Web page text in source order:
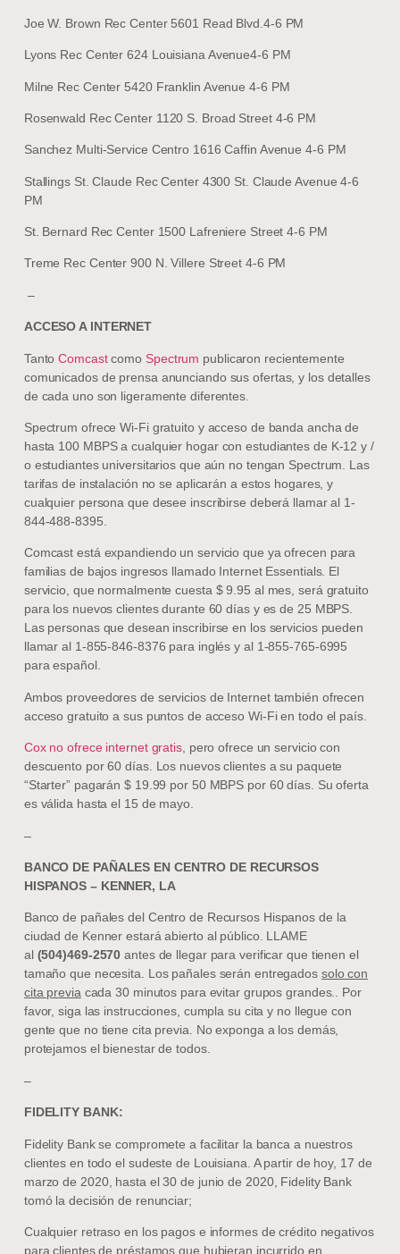
Joe W. Brown Rec Center 5601 Read Blvd.4-6 PM
Lyons Rec Center 624 Louisiana Avenue4-6 PM
Milne Rec Center 5420 Franklin Avenue 4-6 PM
Rosenwald Rec Center 1120 S. Broad Street 4-6 PM
Sanchez Multi-Service Centro 1616 Caffin Avenue 4-6 PM
Stallings St. Claude Rec Center 4300 St. Claude Avenue 4-6
PM
St. Bernard Rec Center 1500 Lafreniere Street 4-6 PM
Treme Rec Center 900 N. Villere Street 4-6 PM
–
ACCESO A INTERNET
TantoComcastcomo Spectrum publicaron recientemente
comunicados de prensa anunciando sus ofertas, y los detalles
de cada uno son ligeramente diferentes.
Spectrum ofrece Wi-Fi gratuito y acceso de banda ancha de
hasta 100 MBPS a cualquier hogar con estudiantes de K-12 y /
o estudiantes universitarios que aún no tengan Spectrum. Las
tarifas de instalación no se aplicarán a estos hogares, y
cualquier persona que desee inscribirse deberá llamar al 1-
844-488-8395.
Comcast está expandiendo un servicio que ya ofrecen para
familias de bajos ingresos llamado Internet Essentials. El
servicio, que normalmente cuesta $ 9.95 al mes, será gratuito
para los nuevos clientes durante 60 días y es de 25 MBPS.
Las personas que desean inscribirse en los servicios pueden
llamar al 1-855-846-8376 para inglés y al 1-855-765-6995
para español.
Ambos proveedores de servicios de Internet también ofrecen
acceso gratuito a sus puntos de acceso Wi-Fi en todo el país.
Cox no ofrece internet gratis, pero ofrece un servicio con
descuento por 60 días. Los nuevos clientes a su paquete
“Starter” pagarán $ 19.99 por 50 MBPS por 60 días. Su oferta
es válida hasta el 15 de mayo.
–
BANCO DE PAÑALES EN CENTRO DE RECURSOS
HISPANOS – KENNER, LA
Banco de pañales del Centro de Recursos Hispanos de la
ciudad de Kenner estará abierto al público. LLAME
al (504)469-2570antes de llegar para verificar que tienen el
tamaño que necesita. Los pañales serán entregados solo con
cita previacada 30 minutos para evitar grupos grandes.. Por
favor, siga las instrucciones, cumpla su cita y no llegue con
gente que no tiene cita previa. No exponga a los demás,
protejamos el bienestar de todos.
–
FIDELITY BANK:
Fidelity Bank se compromete a facilitar la banca a nuestros
clientes en todo el sudeste de Louisiana. A partir de hoy, 17 de
marzo de 2020, hasta el 30 de junio de 2020, Fidelity Bank
tomó la decisión de renunciar;
Cualquier retraso en los pagos e informes de crédito negativos
para clientes de préstamos que hubieran incurrido en